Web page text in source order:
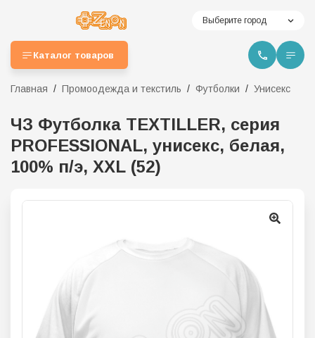
Выберите город
Каталог товаров
Главная Промоодежда и текстиль Футболки Унисекс
ЧЗ Футболка TEXTILLER, серия
PROFESSIONAL, унисекс, белая,
100% п/э, XXL (52)